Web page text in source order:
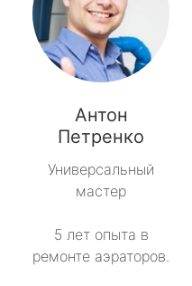
Антон
Петренко
Универсальный
мастер
5 лет опыта в
ремонте аэраторов.